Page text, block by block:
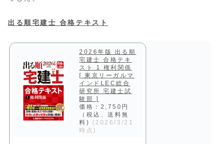
出る順宅建士 合格テキスト
2026年版 出る順
宅建士 合格テキ
スト 1 権利関係
[ 東京リーガルマ
インドLEC総合
研究所 宅建士試
験部 ]
価格：2,750円
（税込、送料無
料)
(2026/3/21
時点)